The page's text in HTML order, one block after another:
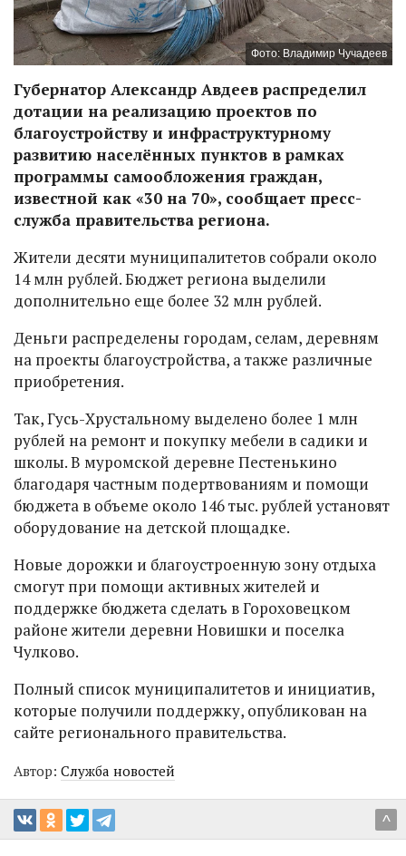
Фото: Владимир Чучадеев
Губернатор Александр Авдеев распределил
дотации на реализацию проектов по
благоустройству и инфраструктурному
развитию населённых пунктов в рамках
программы самообложения граждан,
известной как «30 на 70», сообщает пресс-
служба правительства региона.
Жители десяти муниципалитетов собрали около
14 млн рублей. Бюджет региона выделили
дополнительно еще более 32 млн рублей.
Деньги распределены городам, селам, деревням
на проекты благоустройства, а также различные
приобретения.
Так, Гусь-Хрустальному выделено более 1 млн
рублей на ремонт и покупку мебели в садики и
школы. В муромской деревне Пестенькино
благодаря частным подертвованиям и помощи
бюджета в объеме около 146 тыс. рублей установят
оборудование на детской площадке.
Новые дорожки и благоустроенную зону отдыха
смогут при помощи активных жителей и
поддержке бюджета сделать в Гороховецком
районе жители деревни Новишки и поселка
Чулково.
Полный список муниципалитетов и инициатив,
которые получили поддержку, опубликован на
сайте регионального правительства.
Автор: Служба новостей
^